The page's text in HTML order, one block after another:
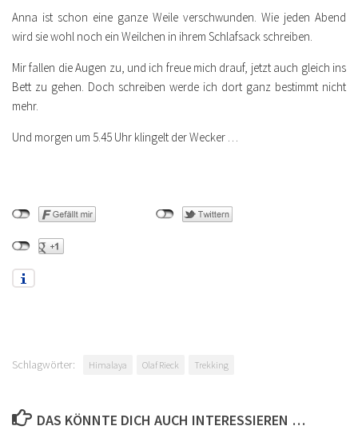
Anna ist schon eine ganze Weile verschwunden. Wie jeden Abend
wird sie wohl noch ein Weilchen in ihrem Schlafsack schreiben.
Mir fallen die Augen zu, und ich freue mich drauf, jetzt auch gleich ins
Bett zu gehen. Doch schreiben werde ich dort ganz bestimmt nicht
mehr.
Und morgen um 5.45 Uhr klingelt der Wecker …
Schlagwörter: Himalaya Olaf Rieck Trekking
DAS KÖNNTE DICH AUCH INTERESSIEREN …